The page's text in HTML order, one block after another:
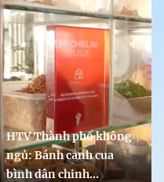
HTV Thành phố không
ngủ: Bánh canh cua
bình dân chinh...